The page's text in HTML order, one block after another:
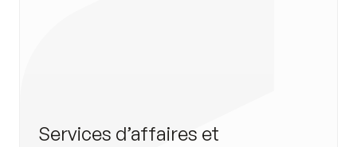
Services d’affaires et